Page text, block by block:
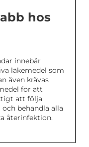
hos
innebär
läkemedel som
även krävas
för att
att följa
behandla alla
återinfektion.